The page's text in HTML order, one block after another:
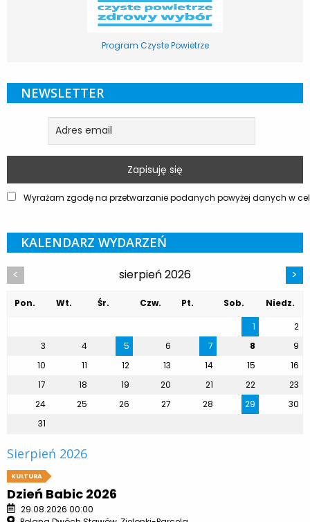
Program Czyste Powietrze
NEWSLETTER
Wyrażam zgodę na przetwarzanie podanych powyżej danych w
KALENDARZ WYDARZEŃ
< sierpień 2026 >
Pon. Wt. Śr. Czw. Pt. Sob.
Niedz.
1
2
3
4 5 6 7 8
9
10
11 12 13 14 15
16
17
18 19 20 21 22
23
24
25 26 27 28 29
30
31
Sierpień 2026
KULTURA
Dzień Babic 2026
29.08.2026 00:00